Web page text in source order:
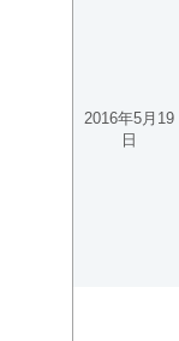
2016年5月19
日